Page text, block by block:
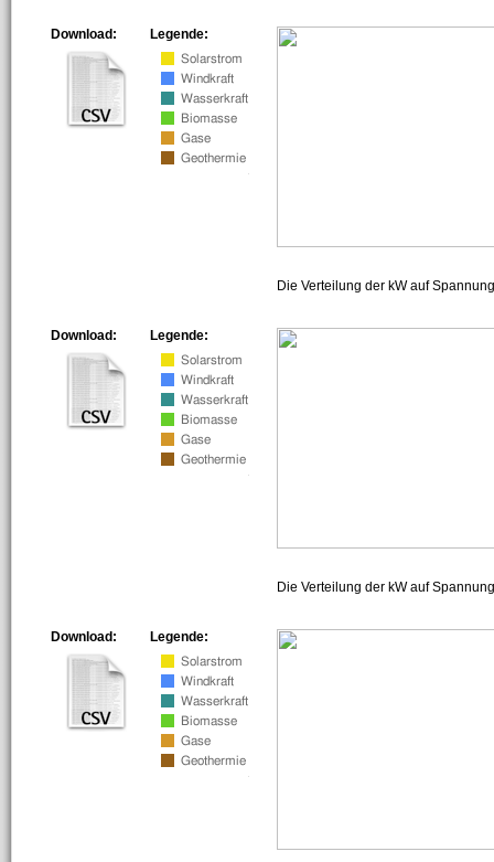
Legende:
Download:
Die Verteilung der kW auf
Legende:
Download:
Die Verteilung der kW auf
Legende:
Download: